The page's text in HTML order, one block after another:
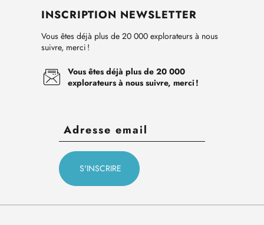
INSCRIPTION NEWSLETTER
Vous êtes déjà plus de 20 000 explorateurs à nous
suivre, merci !
Vous êtes déjà plus de 20 000
explorateurs à nous suivre, merci !